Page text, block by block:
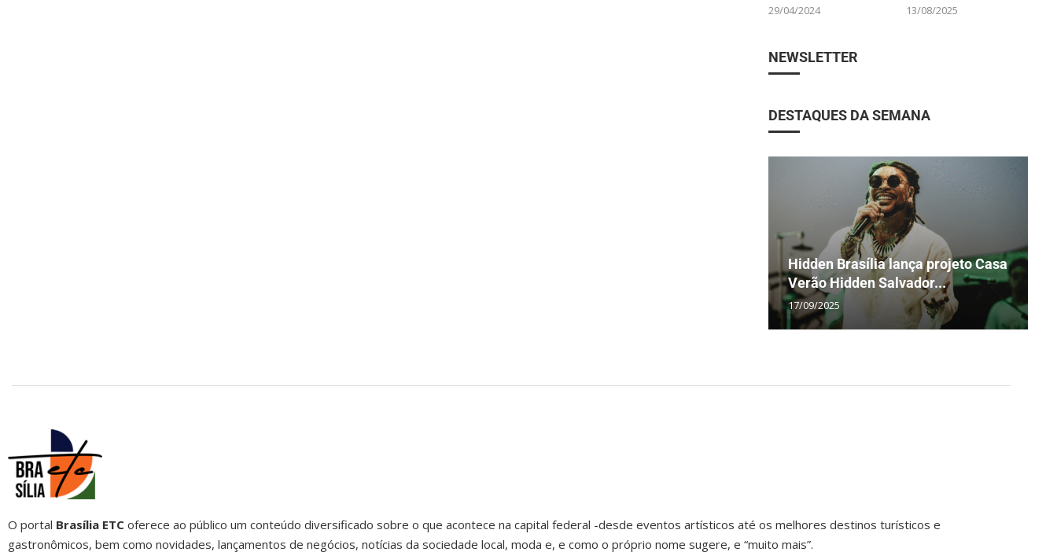
29/04/2024 13/08/2025
NEWSLETTER
DESTAQUES DA SEMANA
Hidden Brasília lança projeto Casa
Verão Hidden Salvador...
17/09/2025
O portal Brasília ETC oferece ao público um conteúdo diversificado sobre o que acontece na capital federal -desde eventos artísticos até os melhores destinos turísticos e
gastronômicos, bem como novidades, lançamentos de negócios, notícias da sociedade local, moda e, e como o próprio nome sugere, e “muito mais”.